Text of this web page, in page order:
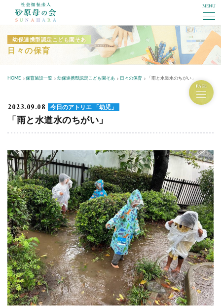
MENU
幼保連携型認定こども園そあ
日々の保育
HOME 保育施設一覧 幼保連携型認定こども園そあ 日々の保育 「雨と水道水のちがい」
PAGE
2023.09.08 今日のアトリエ 「幼児」
「雨と水道水のちがい」